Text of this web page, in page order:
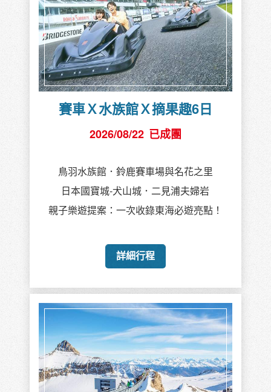
賽車Ｘ水族館Ｘ摘果趣6日
2026/08/22 已成團
鳥羽水族館．鈴鹿賽車場與名花之里
日本國寶城-犬山城．二見浦夫婦岩
親子樂遊提案：一次收錄東海必遊亮點！
詳細行程